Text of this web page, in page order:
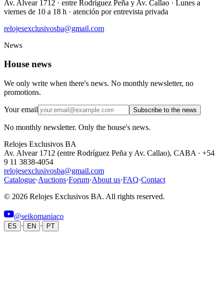
Av. Alvear 1712 · entre Rodríguez Peña y Av. Callao · Lunes a
viernes de 10 a 18 h · atención por entrevista privada
relojesexclusivosba@gmail.com
News
House news
We only write when there's news. No monthly newsletter, no
promotions.
Your email Subscribe to the news
No monthly newsletter. Only the house's news.
Relojes Exclusivos BA
Av. Alvear 1712 (entre Rodríguez Peña y Av. Callao), CABA · +54
9 11 3838-4054
relojesexclusivosba@gmail.com
Catalogue·Auctions·Forum·About us·FAQ·Contact
© 2026 Relojes Exclusivos BA. All rights reserved.
@seikomaniaco
ES · EN · PT